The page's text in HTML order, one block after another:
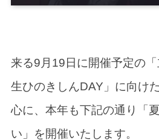
来る9月19日に開催予定の
生ひのきしんDAY」に向け
心に、本年も下記の通り「
い」を開催いたします。